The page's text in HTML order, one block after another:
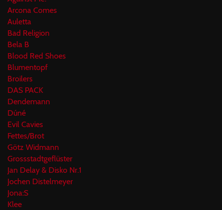
Arcona Comes
Auletta
Bad Religion
Bela B
Blood Red Shoes
Blumentopf
Broilers
DAS PACK
Dendemann
Dúné
Evil Cavies
Fettes/Brot
Götz Widmann
Grossstadtgeflüster
Jan Delay & Disko Nr.1
Jochen Distelmeyer
Jona:S
Klee